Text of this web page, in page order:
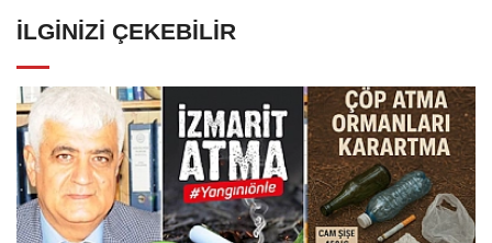
İLGINIZI ÇEKEBILIR